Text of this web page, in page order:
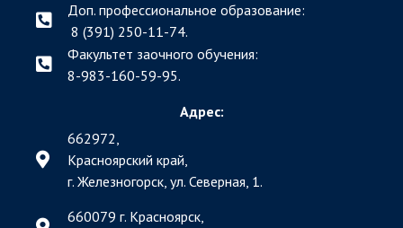
Доп. профессиональное образование:
8 (391) 250-11-74.
Факультет заочного обучения:
8-983-160-59-95.
Адрес:
662972,
Красноярский край,
г. Железногорск, ул. Северная, 1.
660079 г. Красноярск,